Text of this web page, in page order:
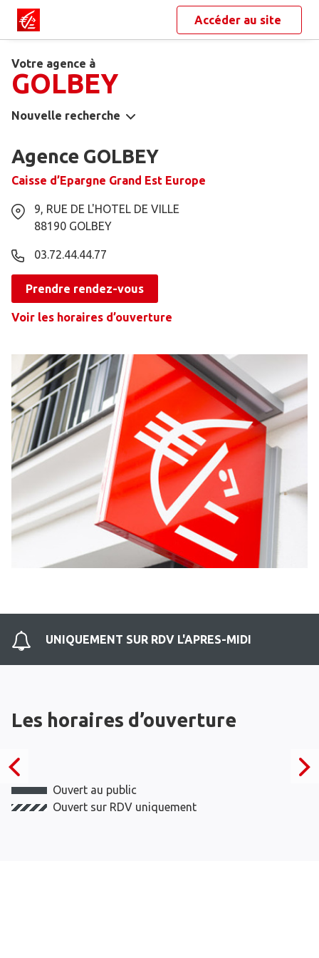
Accéder au site
Votre agence à
GOLBEY
Nouvelle recherche
Agence GOLBEY
Caisse d’Epargne Grand Est Europe
9, RUE DE L'HOTEL DE VILLE
88190 GOLBEY
03.72.44.44.77
Prendre rendez-vous
Voir les horaires d’ouverture
UNIQUEMENT SUR RDV L'APRES-MIDI
Les horaires d’ouverture
Ouvert au public
Ouvert sur RDV uniquement